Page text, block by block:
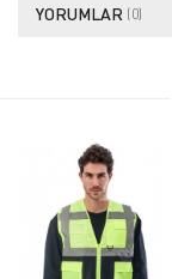
YORUMLAR (0)